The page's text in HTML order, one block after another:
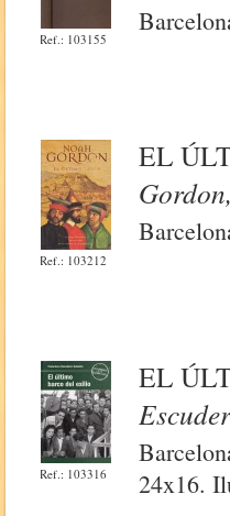
Ref.: 103155
Ref.: 103212
EL
Ref.: 103316
EL
24x16.